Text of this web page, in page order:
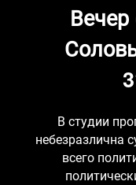
В студии
небезразлична
всего